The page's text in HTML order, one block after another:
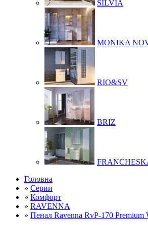
SILVIA
MONIKA
RIO&SV
BRIZ
Головна
» Серии
» Комфорт
» RAVENNA
» Пенал Ravenna RvP-170 Premium